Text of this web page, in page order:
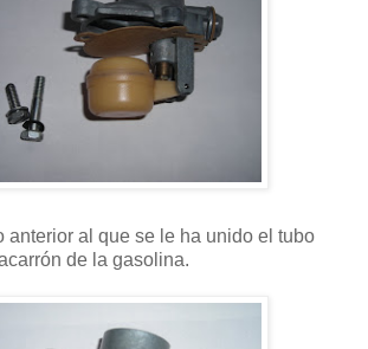
anterior al que se le ha unido el tubo
de la gasolina.